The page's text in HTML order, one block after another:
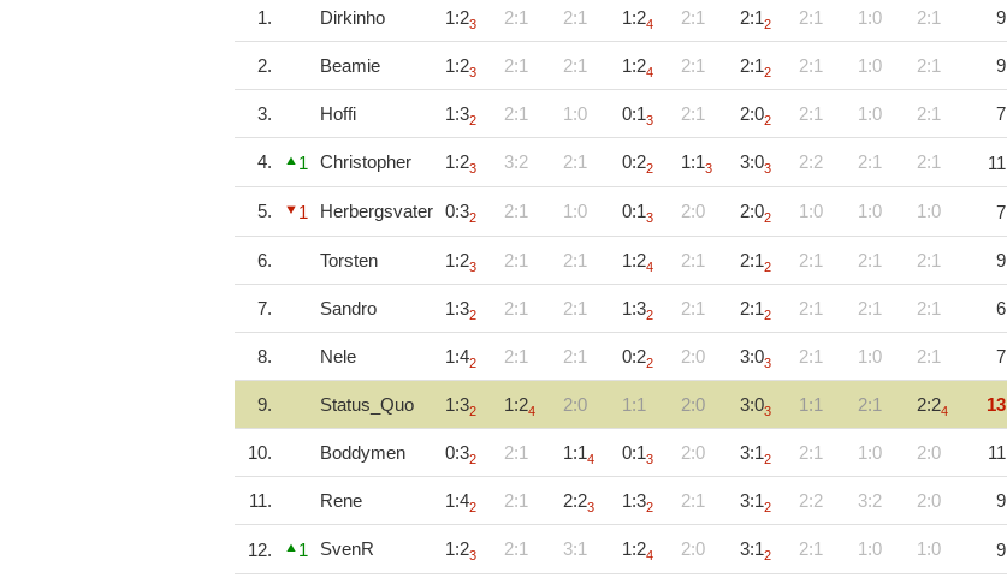
1. Dirkinho 1:23 2:1 2:1 1:24 2:1 2:12 2:1 1:0 2:1 9
2. Beamie 1:23 2:1 2:1 1:24 2:1 2:12 2:1 1:0 2:1 9
3. Hoffi 1:32 2:1 1:0 0:13 2:1 2:02 2:1 1:0 2:1 7
4. 1 Christopher 1:23 3:2 2:1 0:22 1:13 3:03 2:2 2:1 2:1 11
5. 1 Herbergsvater 0:32 2:1 1:0 0:13 2:0 2:02 1:0 1:0 1:0 7
6. Torsten 1:23 2:1 2:1 1:24 2:1 2:12 2:1 2:1 2:1 9
7. Sandro 1:32 2:1 2:1 1:32 2:1 2:12 2:1 2:1 2:1 6
8. Nele 1:42 2:1 2:1 0:22 2:0 3:03 2:1 1:0 2:1 7
9. Status_Quo 1:32 1:24 2:0 1:1 2:0 3:03 1:1 2:1 2:24 13
10. Boddymen 0:32 2:1 1:14 0:13 2:0 3:12 2:1 1:0 2:0 11
11. Rene 1:42 2:1 2:23 1:32 2:1 3:12 2:2 3:2 2:0 9
12. 1 SvenR 1:23 2:1 3:1 1:24 2:0 3:12 2:1 1:0 1:0 9